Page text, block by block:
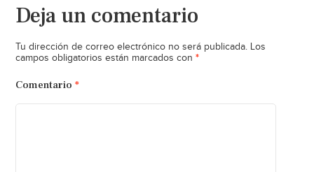
Deja un comentario
Tu dirección de correo electrónico no será publicada. Los
campos obligatorios están marcados con *
Comentario *